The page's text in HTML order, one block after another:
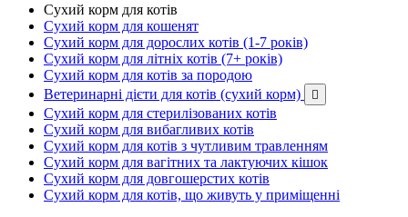
Сухий корм для котів
Сухий корм для кошенят
Сухий корм для дорослих котів (1-7 років)
Сухий корм для літніх котів (7+ років)
Сухий корм для котів за породою
Ветеринарні дієти для котів (сухий корм)

Сухий корм для стерилізованих котів
Сухий корм для вибагливих котів
Сухий корм для котів з чутливим травленням
Сухий корм для вагітних та лактуючих кішок
Сухий корм для довгошерстих котів
Сухий корм для котів, що живуть у приміщенні